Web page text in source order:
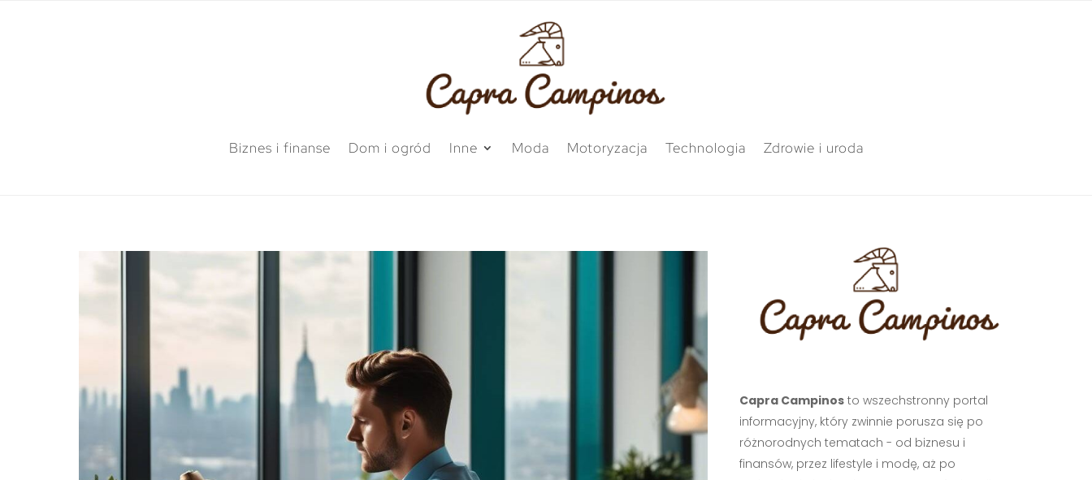
Biznes i finanse Dom i ogród Inne Moda Motoryzacja Technologia Zdrowie i uroda
Capra Campinosto wszechstronny portal
informacyjny, który zwinnie porusza się po
różnorodnych tematach - od biznesu i
finansów, przez lifestyle i modę, aż po